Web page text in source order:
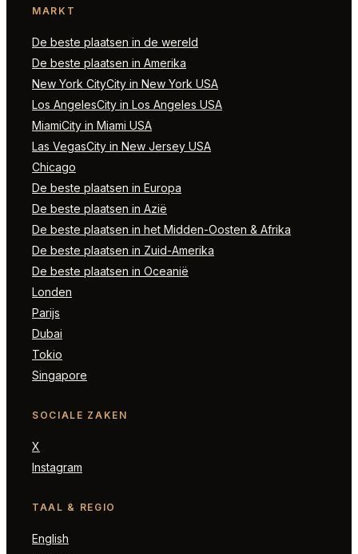
MARKT
De beste plaatsen in de wereld
De beste plaatsen in Amerika
New York CityCity in New York USA
Los AngelesCity in Los Angeles USA
MiamiCity in Miami USA
Las VegasCity in New Jersey USA
Chicago
De beste plaatsen in Europa
De beste plaatsen in Azië
De beste plaatsen in het Midden-Oosten & Afrika
De beste plaatsen in Zuid-Amerika
De beste plaatsen in Oceanië
Londen
Parijs
Dubai
Tokio
Singapore
SOCIALE ZAKEN
X
Instagram
TAAL & REGIO
English